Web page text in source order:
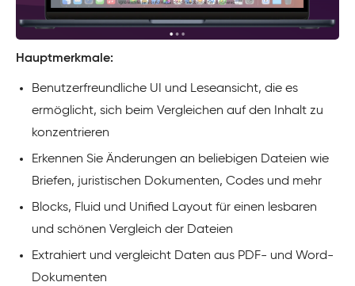
Hauptmerkmale:
Benutzerfreundliche UI und Leseansicht, die es
ermöglicht, sich beim Vergleichen auf den Inhalt zu
konzentrieren
Erkennen Sie Änderungen an beliebigen Dateien wie
Briefen, juristischen Dokumenten, Codes und mehr
Blocks, Fluid und Unified Layout für einen lesbaren
und schönen Vergleich der Dateien
Extrahiert und vergleicht Daten aus PDF- und Word-
Dokumenten